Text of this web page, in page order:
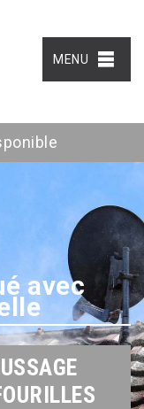
MENU
avec